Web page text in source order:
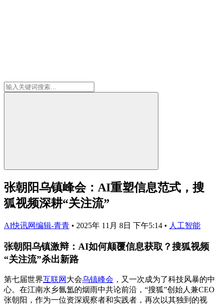
张朝阳乌镇峰会：AI重塑信息范式，搜
狐视频深耕“关注流”
AI快讯网编辑-青青 • 2025年 11月 8日 下午5:14 • 人工智能
张朝阳乌镇激辩：AI如何颠覆信息获取？搜狐视频
“关注流”杀出新路
第七届世界互联网 大会乌镇峰会 ，又一次成为了科技风暴的中
心。在江南水乡氤氲的烟雨中共论前沿，“搜狐”创始人兼CEO
张朝阳，作为一位资深观察者和实践者，再次以其独到的视